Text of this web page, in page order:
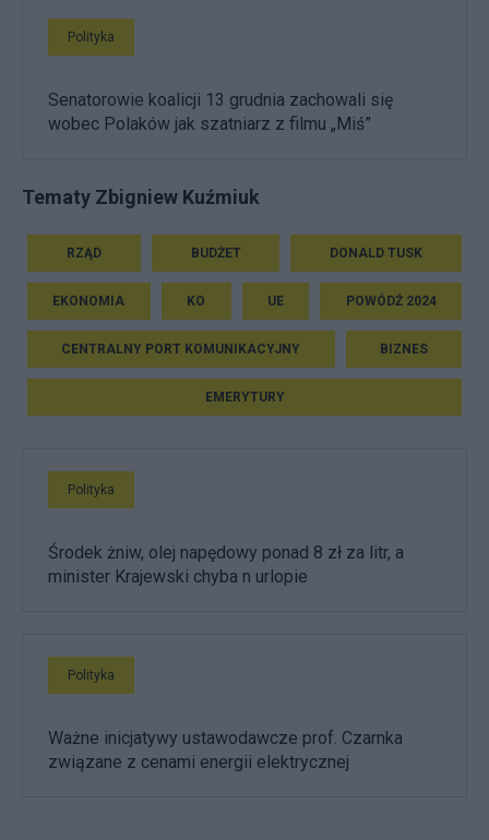
Polityka
Senatorowie koalicji 13 grudnia zachowali się
wobec Polaków jak szatniarz z filmu „Miś”
Tematy Zbigniew Kuźmiuk
RZĄD BUDŻET DONALD TUSK
EKONOMIA KO UE POWÓDŹ 2024
CENTRALNY PORT KOMUNIKACYJNY BIZNES
EMERYTURY
Polityka
Środek żniw, olej napędowy ponad 8 zł za litr, a
minister Krajewski chyba n urlopie
Polityka
Ważne inicjatywy ustawodawcze prof. Czarnka
związane z cenami energii elektrycznej